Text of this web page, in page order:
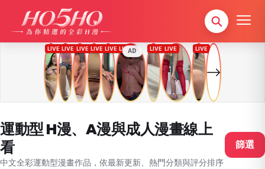
AD
運動型 H漫、A漫與成人漫畫線上
看
中文全彩運動型漫畫作品，依最新更新、熱門分類與評分排序
篩選